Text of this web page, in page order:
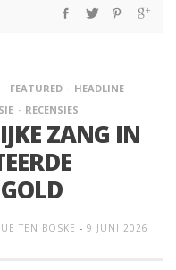
FEATURED
HEADLINE
RECENSIES
ZANG IN
TEN BOSKE - 9 JUNI 2026